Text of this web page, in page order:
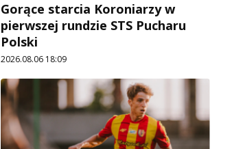
Gorące starcia Koroniarzy w
pierwszej rundzie STS Pucharu
Polski
2026.08.06 18:09